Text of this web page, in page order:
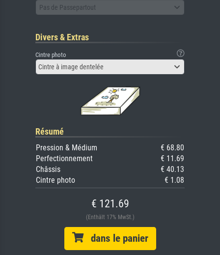
Pas de Passepartout
Divers & Extras
Cintre photo
Cintre à image dentelée
Résumé
Pression & Médium
€ 68.80
Perfectionnement
€ 11.69
Châssis
€ 40.13
Cintre photo
€ 1.08
€ 121.69
(Enthält 17% MwSt.)
dans le panier